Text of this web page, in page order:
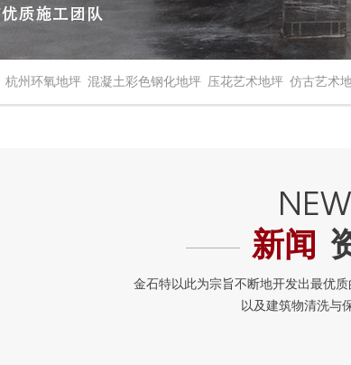
杭州环氧地坪 混凝土彩色钢化地坪 压花艺术地坪 仿古艺术
新闻